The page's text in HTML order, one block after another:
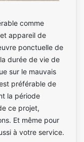
comme
appareil de
ponctuelle de
durée de vie de
sur le mauvais
préférable de
la période
ce projet,
Et même pour
à votre service.